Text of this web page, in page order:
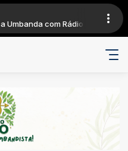
Umbanda com Rádio Arô
- Dancin' Days